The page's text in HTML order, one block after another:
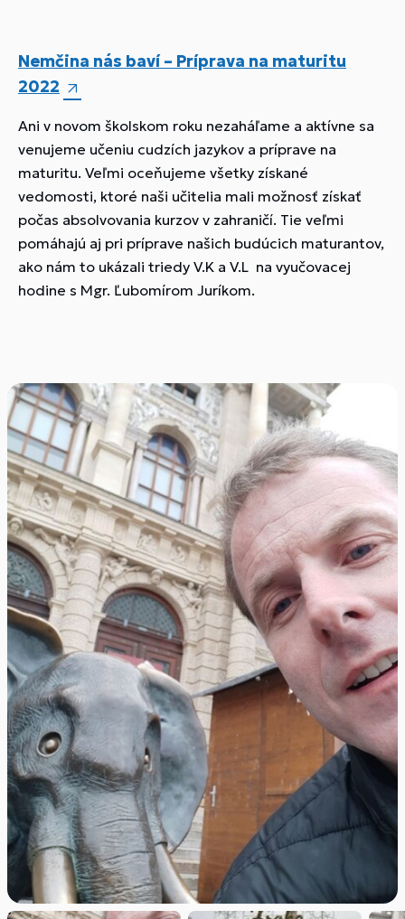
Nemčina nás baví – Príprava na maturitu
2022
Ani v novom školskom roku nezaháľame a aktívne sa
venujeme učeniu cudzích jazykov a príprave na
maturitu. Veľmi oceňujeme všetky získané
vedomosti, ktoré naši učitelia mali možnosť získať
počas absolvovania kurzov v zahraničí. Tie veľmi
pomáhajú aj pri príprave našich budúcich maturantov,
ako nám to ukázali triedy V.K a V.L na vyučovacej
hodine s Mgr. Ľubomírom Juríkom.